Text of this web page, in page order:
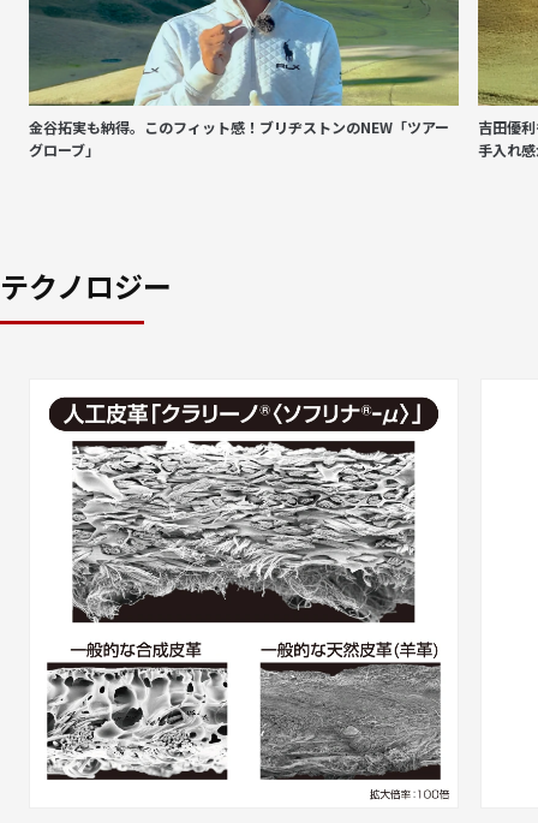
金谷拓実も納得。このフィット感！ブリヂストンのNEW「ツアー
グローブ」
吉田優
手入れ
テクノロジー